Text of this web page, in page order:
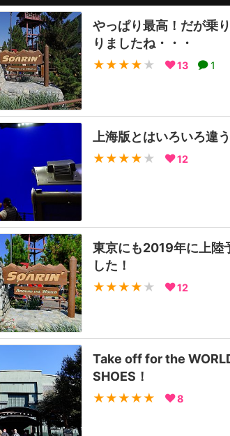
やっぱり最高！だが乗
りましたね・・・
★★★★ ★ 13 1
上海版とはいろいろ違
★★★★ ★ 12
東京にも2019年に上陸
した！
★★★★ ★ 12
Take off for the
SHOES！
★★★★★ 8